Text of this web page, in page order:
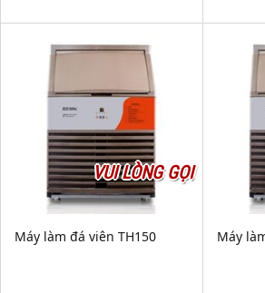
VUI LÒNG GỌI
Máy làm đá viên TH150 Máy